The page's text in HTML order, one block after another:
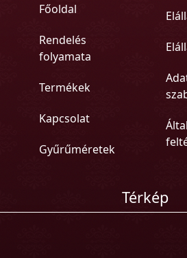
Főoldal
Rendelés
folyamata
Termékek
Kapcsolat
Gyűrűméretek
Térkép